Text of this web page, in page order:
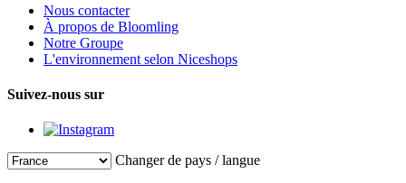
Nous contacter
À propos de Bloomling
Notre Groupe
L'environnement selon Niceshops
Suivez-nous sur
Changer de pays / langue